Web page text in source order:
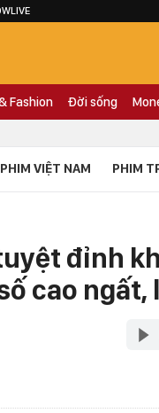
Fashion Đời sống
PHIM VIỆT NAM PHIM
đỉnh
cao